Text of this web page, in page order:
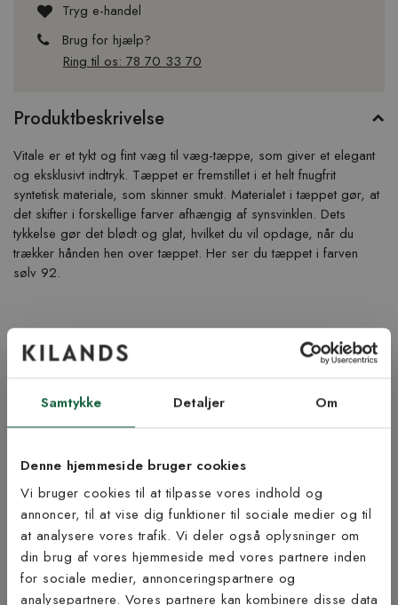
Samtykke Detaljer Om
Denne hjemmeside bruger cookies
Vi bruger cookies til at tilpasse vores indhold og
annoncer, til at vise dig funktioner til sociale medier og til
at analysere vores trafik. Vi deler også oplysninger om
din brug af vores hjemmeside med vores partnere inden
for sociale medier, annonceringspartnere og
analysepartnere. Vores partnere kan kombinere disse data
Tryg e-handel
Brug for hjælp?
Ring til os: 78 70 33 70
Produktbeskrivelse
Vitale er et tykt og fint væg til væg-tæppe, som giver et elegant
og eksklusivt indtryk. Tæppet er fremstillet i et helt fnugfrit
syntetisk materiale, som skinner smukt. Materialet i tæppet gør, at
det skifter i forskellige farver afhængig af synsvinklen. Dets
tykkelse gør det blødt og glat, hvilket du vil opdage, når du
trækker hånden hen over tæppet. Her ser du tæppet i farven
sølv 92.
Produktinformation
Vigtig info
med specialmål og langettering.
Tænk på at lægge fem cm ekstra til i skæresvind rundt om
tæppet hvis du skal lægge det som et væg til væg-tæppe. En
afvigelse på +/- 1-4 cm. på dine bestilte mål kan forekomme.
Åbent køb og returret gælder ikke da tæppet skæres til på mål.
Bestil gratis tæppeprøve!
Tilmeld dig vores
nyhedsbrev